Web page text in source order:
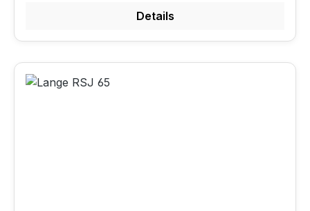
Details